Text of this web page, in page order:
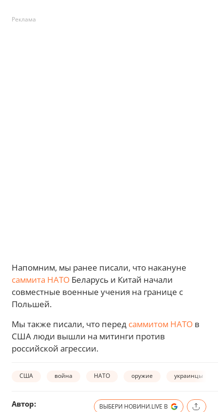
Реклама
Напомним, мы ранее писали, что накануне
саммита НАТО Беларусь и Китай начали
совместные военные учения на границе с
Польшей.
Мы также писали, что перед саммитом НАТО в
США люди вышли на митинги против
российской агрессии.
США война НАТО оружие украинцы
Автор: ВЫБЕРИ НОВИНИ.LIVE В